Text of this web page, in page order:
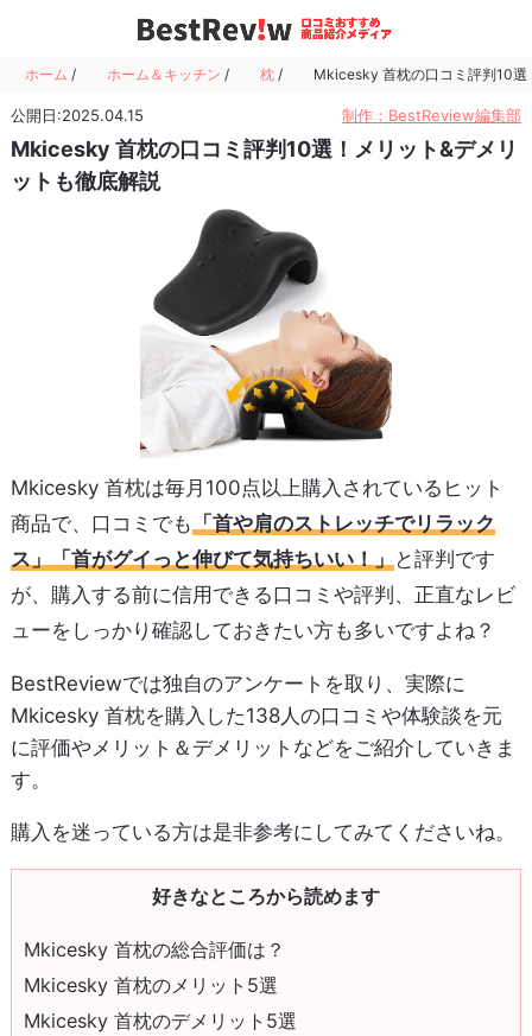
ホーム / ホーム＆キッチン / 枕 / Mkicesky 首枕の口コミ評判10選
公開日:2025.04.15 制作：BestReview編集部
Mkicesky 首枕の口コミ評判10選！メリット&デメリ
ットも徹底解説
Mkicesky 首枕は毎月100点以上購入されているヒット
商品で、口コミでも「首や肩のストレッチでリラック
ス」「首がグイっと伸びて気持ちいい！」と評判です
が、購入する前に信用できる口コミや評判、正直なレビ
ューをしっかり確認しておきたい方も多いですよね？
BestReviewでは独自のアンケートを取り、実際に
Mkicesky 首枕を購入した138人の口コミや体験談を元
に評価やメリット＆デメリットなどをご紹介していきま
す。
購入を迷っている方は是非参考にしてみてくださいね。
好きなところから読めます
Mkicesky 首枕の総合評価は？
Mkicesky 首枕のメリット5選
Mkicesky 首枕のデメリット5選